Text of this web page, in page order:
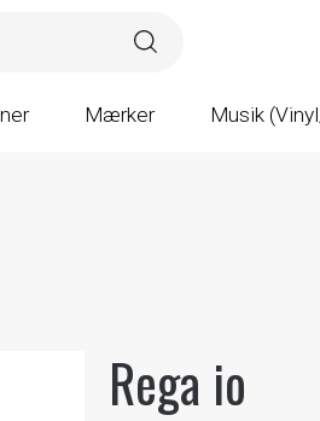
Mærker Musik
Rega io